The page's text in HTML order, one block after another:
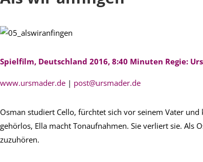
Spielfilm, Deutschland 2016, 8:40 Minuten Regie:
www.ursmader.de | post@ursmader.de
Osman studiert Cello, fürchtet sich vor seinem Vater
gehörlos, Ella macht Tonaufnahmen. Sie verliert sie. Als
zuzuhören.